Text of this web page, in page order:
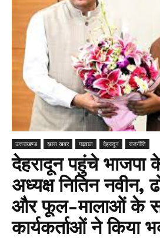
उत्तराखण्ड ख़ास खबर गढ़वाल देहरादून राजनीति
देहरादून पहुंचे भाजपा
अध्यक्ष नितिन नवीन,
और फूल-मालाओं के
कार्यकर्ताओं ने किया